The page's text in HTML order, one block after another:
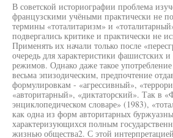
В советской историографии проблема
французскими учёными практически не
термины «тоталитаризм» и
подвергались критике и практически не
Применять их начали только после
очередь для характеристики фашистских
режимов. Однако даже такое
весьма эпизодическим, предпочтение
формулировкам - «агрессивный»,
«авторитарный», «диктаторский». Так в
энциклопедическом словаре» (1983),
как одна из форм авторитарных
характеризующихся полным
жизнью общества2. С этой